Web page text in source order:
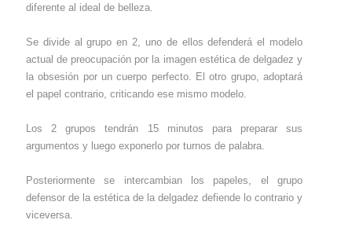
diferente al ideal de belleza.
Se divide al grupo en 2, uno de ellos defenderá el modelo
actual de preocupación por la imagen estética de delgadez y
la obsesión por un cuerpo perfecto. El otro grupo, adoptará
el papel contrario, criticando ese mismo modelo.
Los 2 grupos tendrán 15 minutos para preparar sus
argumentos y luego exponerlo por turnos de palabra.
Posteriormente se intercambian los papeles, el grupo
defensor de la estética de la delgadez defiende lo contrario y
viceversa.